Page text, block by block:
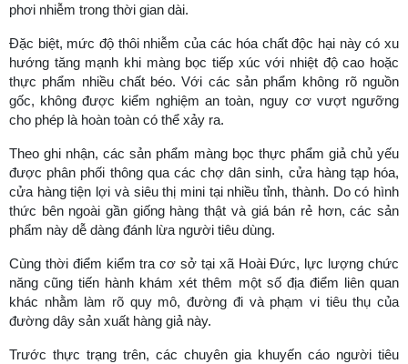
phơi nhiễm trong thời gian dài.
Đặc biệt, mức độ thôi nhiễm của các hóa chất độc hại này có xu
hướng tăng mạnh khi màng bọc tiếp xúc với nhiệt độ cao hoặc
thực phẩm nhiều chất béo. Với các sản phẩm không rõ nguồn
gốc, không được kiểm nghiệm an toàn, nguy cơ vượt ngưỡng
cho phép là hoàn toàn có thể xảy ra.
Theo ghi nhận, các sản phẩm màng bọc thực phẩm giả chủ yếu
được phân phối thông qua các chợ dân sinh, cửa hàng tạp hóa,
cửa hàng tiện lợi và siêu thị mini tại nhiều tỉnh, thành. Do có hình
thức bên ngoài gần giống hàng thật và giá bán rẻ hơn, các sản
phẩm này dễ dàng đánh lừa người tiêu dùng.
Cùng thời điểm kiểm tra cơ sở tại xã Hoài Đức, lực lượng chức
năng cũng tiến hành khám xét thêm một số địa điểm liên quan
khác nhằm làm rõ quy mô, đường đi và phạm vi tiêu thụ của
đường dây sản xuất hàng giả này.
Trước thực trạng trên, các chuyên gia khuyến cáo người tiêu